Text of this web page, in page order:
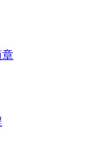
章